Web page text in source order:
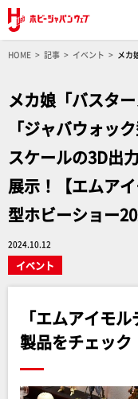
HOME 記事 イベント
メカ
メカ娘「バスタ
「ジャバウォッ
スケールの3D出
展示！【エムア
型ホビーショー
2024.10.12
イベント
「エムアイモ
製品をチェック